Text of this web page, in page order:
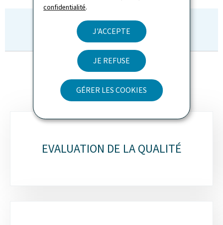
confidentialité.
J'ACCEPTE
JE REFUSE
GÉRER LES COOKIES
rubriquesEVALUATION DE LA QUALITÉ